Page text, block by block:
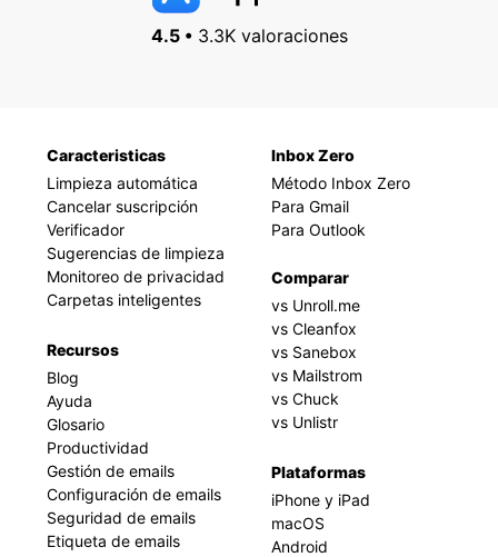
4.5 •3.3K valoraciones
Caracteristicas
Limpieza automática
Cancelar suscripción
Verificador
Sugerencias de limpieza
Monitoreo de privacidad
Carpetas inteligentes
Recursos
Blog
Ayuda
Glosario
Productividad
Gestión de emails
Configuración de emails
Seguridad de emails
Etiqueta de emails
Inbox Zero
Método Inbox Zero
Para Gmail
Para Outlook
Comparar
vs Unroll.me
vs Cleanfox
vs Sanebox
vs Mailstrom
vs Chuck
vs Unlistr
Plataformas
iPhone y iPad
macOS
Android